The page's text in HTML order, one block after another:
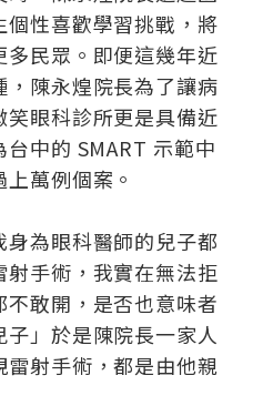
性喜歡學習挑戰，將
民眾。即便這幾年近
陳永煌院長為了讓病
眼科診所更是具備近
中的 SMART 示範中
萬例個案。
為眼科醫師的兒子都
手術，我實在無法拒
敢開，是否也意味者
」於是陳院長一家人
雷射手術，都是由他親